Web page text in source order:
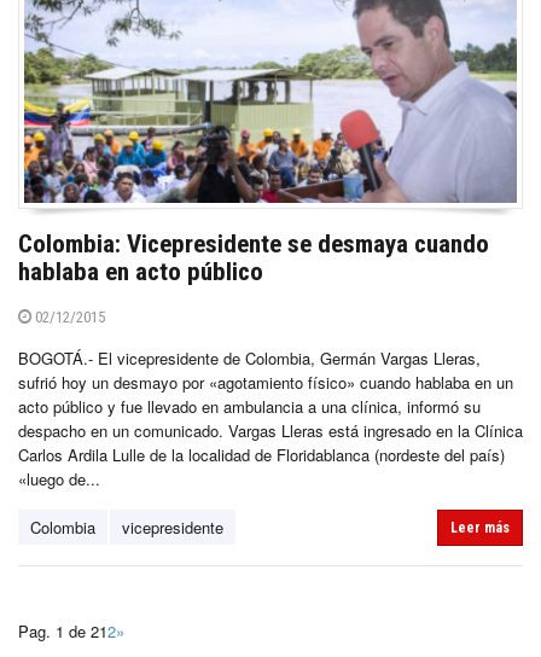
Colombia: Vicepresidente se desmaya cuando
hablaba en acto público
02/12/2015
BOGOTÁ.- El vicepresidente de Colombia, Germán Vargas Lleras,
sufrió hoy un desmayo por «agotamiento físico» cuando hablaba en un
acto público y fue llevado en ambulancia a una clínica, informó su
despacho en un comunicado. Vargas Lleras está ingresado en la Clínica
Carlos Ardila Lulle de la localidad de Floridablanca (nordeste del país)
«luego de...
Colombia vicepresidente Leer más
Pag. 1 de 212»